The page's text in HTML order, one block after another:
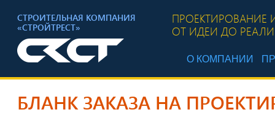
СТРОИТЕЛЬНАЯ КОМПАНИЯ
«СТРОЙТРЕСТ»
ПРОЕКТИРОВАНИЕ
ОТ ИДЕИ ДО
О КОМПАНИИ
БЛАНК ЗАКАЗА НА